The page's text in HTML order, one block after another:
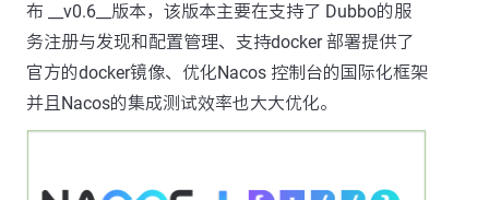
布 __v0.6__版本，该版本主要在支持了 Dubbo的服
务注册与发现和配置管理、支持docker 部署提供了
官方的docker镜像、优化Nacos 控制台的国际化框架
并且Nacos的集成测试效率也大大优化。